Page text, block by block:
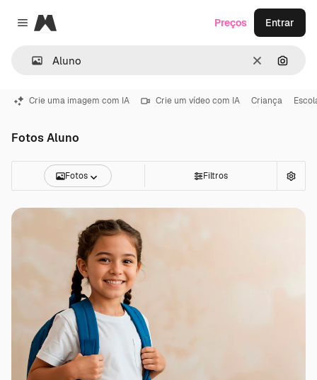
Close menu
Magnific
Limpar
Preços Entrar
Crie uma imagem com IA Crie um vídeo com IA Criança
Fotos Aluno
Fotos Filtros